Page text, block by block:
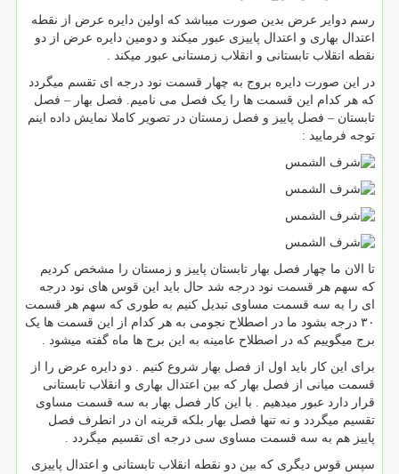
رسم دوایر عرض بدین صورت میباشد که اولین دایره عرض از نقطه
اعتدال بهاری و اعتدال پاییزی عبور میکند و دومین دایره عرض از دو
نقطه انقلاب تابستانی و انقلاب زمستانی عبور میکند .
در این صورت دایره بروج به چهار قسمت نود درجه ای تقسم میگردد
که هر کدام این قسمت ها را یک فصل می نامیم. فصل بهار – فصل
تابستان – فصل پاییز و فصل زمستان در تصویر کاملا نمایش داده اینم
توجه فرمایید :
تا الان ما چهار فصل بهار تابستان پاییز و زمستان را مشخص کردیم
که سهم هر قسمت نود درجه شد حال باید این قوس های نود درجه
ای را به سه قسمت مساوی تبدیل کنیم به طوری که سهم هر قسمت
۳۰ درجه بشود ما در اصطلاح نجومی به هر کدام از این قسمت ها یک
برج میگوییم که در اصطلاح عامینه به این برج ها ماه گفته میشود .
برای این کار باید اول از فصل بهار شروع کنیم . دو دایره عرض را از
قسمت میانی از فصل بهار که بین اعتدال بهاری و انقلاب تابستانی
قرار دارد عبور میدهیم . با این کار فصل بهار به سه قسمت مساوی
تقسیم میگردد و نه تنها فصل بهار بلکه قرینه ان در انطرف فصل
پاییز هم به سه قسمت مساوی سی درجه ای تقسیم میگردد .
سپس قوس دیگری که بین دو نقطه انقلاب تابستانی و اعتدال پاییزی